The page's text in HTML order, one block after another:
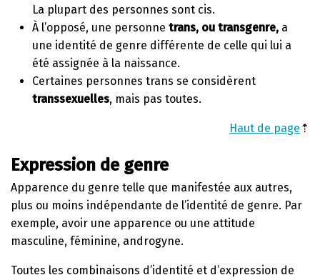
La plupart des personnes sont cis.
À l’opposé, une personne trans, ou transgenre, a
une identité de genre différente de celle qui lui a
été assignée à la naissance.
Certaines personnes trans se considèrent
transsexuelles, mais pas toutes.
Haut de page ⇡
Expression de genre
Apparence du genre telle que manifestée aux autres,
plus ou moins indépendante de l’identité de genre. Par
exemple, avoir une apparence ou une attitude
masculine, féminine, androgyne.
Toutes les combinaisons d’identité et d’expression de